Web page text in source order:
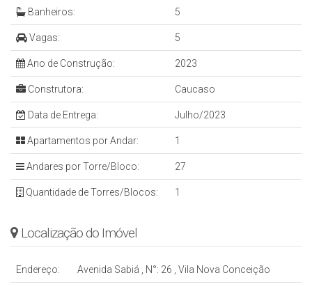
Banheiros: 5
Vagas: 5
Ano de Construção: 2023
Construtora: Caucaso
Data de Entrega: Julho/2023
Apartamentos por Andar: 1
Andares por Torre/Bloco: 27
Quantidade de Torres/Blocos: 1
Localização do Imóvel
Endereço: Avenida Sabiá , N°: 26 , Vila Nova Conceição